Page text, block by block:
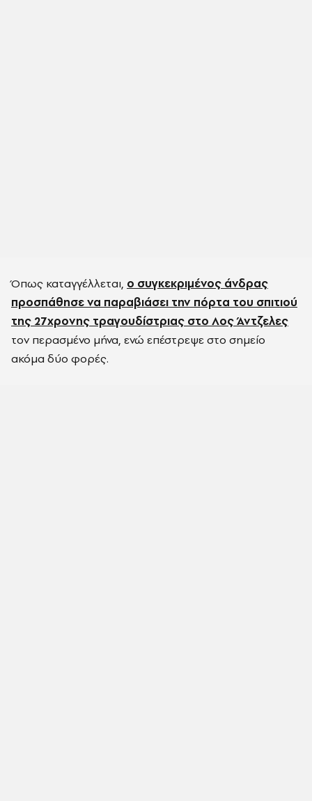
Όπως καταγγέλλεται, ο συγκεκριμένος άνδρας
προσπάθησε να παραβιάσει την πόρτα του σπιτιού
της 27χρονης τραγουδίστριας στο Λος Άντζελες
τον περασμένο μήνα, ενώ επέστρεψε στο σημείο
ακόμα δύο φορές.